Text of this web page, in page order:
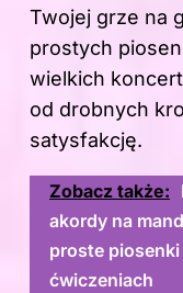
Twojej grze na
prostych
wielkich
od drobnych
satysfakcję.
Zobacz także:
akordy na
proste
ćwiczeniach